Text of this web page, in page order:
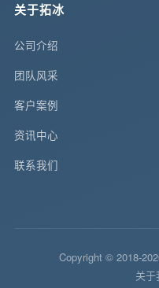
关于拓冰
公司介绍
团队风采
客户案例
资讯中心
联系我们
Copyright © 2018-
关于